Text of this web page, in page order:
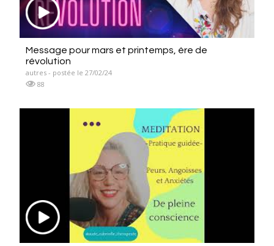
Message pour mars et printemps, ère de
révolution
autres - postée le 27/02/24
88